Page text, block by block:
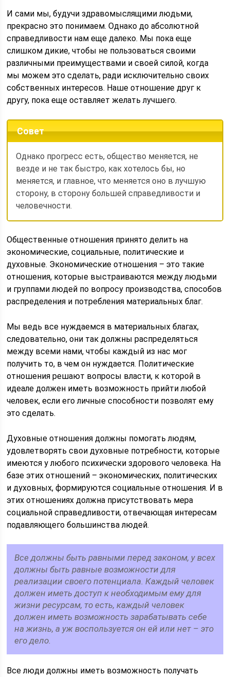
И сами мы, будучи здравомыслящими людьми,
прекрасно это понимаем. Однако до абсолютной
справедливости нам еще далеко. Мы пока еще
слишком дикие, чтобы не пользоваться своими
различными преимуществами и своей силой, когда
мы можем это сделать, ради исключительно своих
собственных интересов. Наше отношение друг к
другу, пока еще оставляет желать лучшего.
Совет
Однако прогресс есть, общество меняется, не
везде и не так быстро, как хотелось бы, но
меняется, и главное, что меняется оно в лучшую
сторону, в сторону большей справедливости и
человечности.
Общественные отношения принято делить на
экономические, социальные, политические и
духовные. Экономические отношения – это такие
отношения, которые выстраиваются между людьми
и группами людей по вопросу производства, способов
распределения и потребления материальных благ.
Мы ведь все нуждаемся в материальных благах,
следовательно, они так должны распределяться
между всеми нами, чтобы каждый из нас мог
получить то, в чем он нуждается. Политические
отношения решают вопросы власти, к которой в
идеале должен иметь возможность прийти любой
человек, если его личные способности позволят ему
это сделать.
Духовные отношения должны помогать людям,
удовлетворять свои духовные потребности, которые
имеются у любого психически здорового человека. На
базе этих отношений – экономических, политических
и духовных, формируются социальные отношения. И в
этих отношениях должна присутствовать мера
социальной справедливости, отвечающая интересам
подавляющего большинства людей.
Все должны быть равными перед законом, у всех
должны быть равные возможности для
реализации своего потенциала. Каждый человек
должен иметь доступ к необходимым ему для
жизни ресурсам, то есть, каждый человек
должен иметь возможность зарабатывать себе
на жизнь, а уж воспользуется он ей или нет – это
его дело.
Все люди должны иметь возможность получать